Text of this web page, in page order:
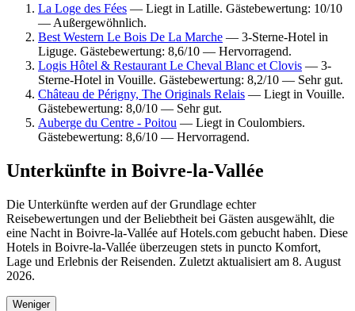
La Loge des Fées — Liegt in Latille. Gästebewertung: 10/10
— Außergewöhnlich.
Best Western Le Bois De La Marche — 3-Sterne-Hotel in
Liguge. Gästebewertung: 8,6/10 — Hervorragend.
Logis Hôtel & Restaurant Le Cheval Blanc et Clovis — 3-
Sterne-Hotel in Vouille. Gästebewertung: 8,2/10 — Sehr gut.
Château de Périgny, The Originals Relais — Liegt in Vouille.
Gästebewertung: 8,0/10 — Sehr gut.
Auberge du Centre - Poitou — Liegt in Coulombiers.
Gästebewertung: 8,6/10 — Hervorragend.
Unterkünfte in Boivre-la-Vallée
Die Unterkünfte werden auf der Grundlage echter
Reisebewertungen und der Beliebtheit bei Gästen ausgewählt, die
eine Nacht in Boivre-la-Vallée auf Hotels.com gebucht haben. Diese
Hotels in Boivre-la-Vallée überzeugen stets in puncto Komfort,
Lage und Erlebnis der Reisenden. Zuletzt aktualisiert am 8. August
2026.
Weniger